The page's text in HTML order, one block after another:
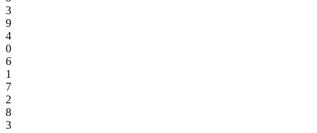
3
9
4
0
6
1
7
2
8
3